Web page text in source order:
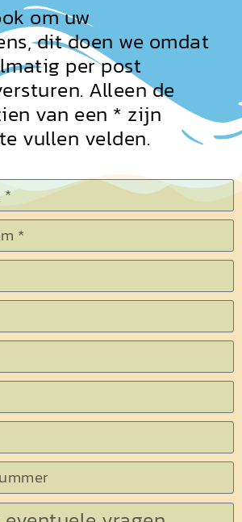
om uw
dit doen we omdat
per post
Alleen de
van een * zijn
vullen velden.